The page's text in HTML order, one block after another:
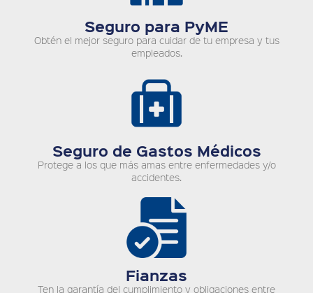
Seguro para PyME
Obtén el mejor seguro para cuidar de tu empresa y tus
empleados.
Seguro de Gastos Médicos
Protege a los que más amas entre enfermedades y/o
accidentes.
Fianzas
Ten la garantía del cumplimiento y obligaciones entre